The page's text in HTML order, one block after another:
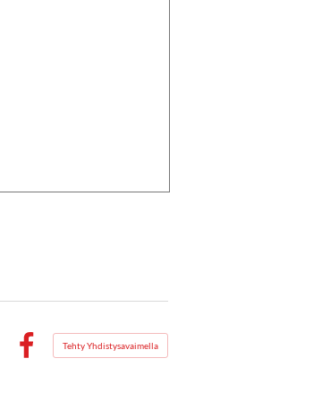
Tehty Yhdistysavaimella